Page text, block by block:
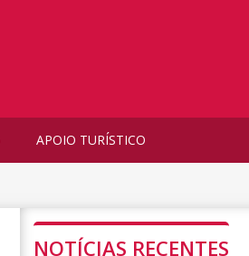
APOIO TURÍSTICO
NOTÍCIAS RECENTES